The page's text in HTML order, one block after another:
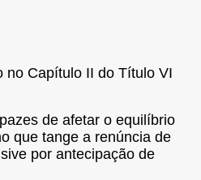
no Capítulo II do Título VI
de afetar o equilíbrio
que tange a renúncia de
por antecipação de